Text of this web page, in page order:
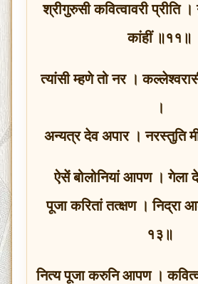
श्रीगुरुसी कवित्वावरी प्रीति
कांहीं ॥११॥
त्यांसी म्हणे तो नर ।
।
अन्यत्र देव अपार । नरस्तुति
ऐसें बोलोनियां आपण । गेला
पूजा करितां तत्क्षण । निद्रा
१३॥
नित्य पूजा करुनि आपण । कवित्व